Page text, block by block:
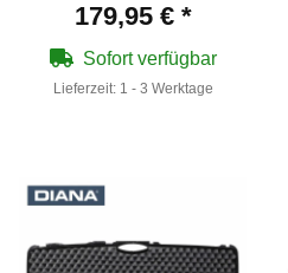
179,95 € *
Sofort verfügbar
Lieferzeit: 1 - 3 Werktage